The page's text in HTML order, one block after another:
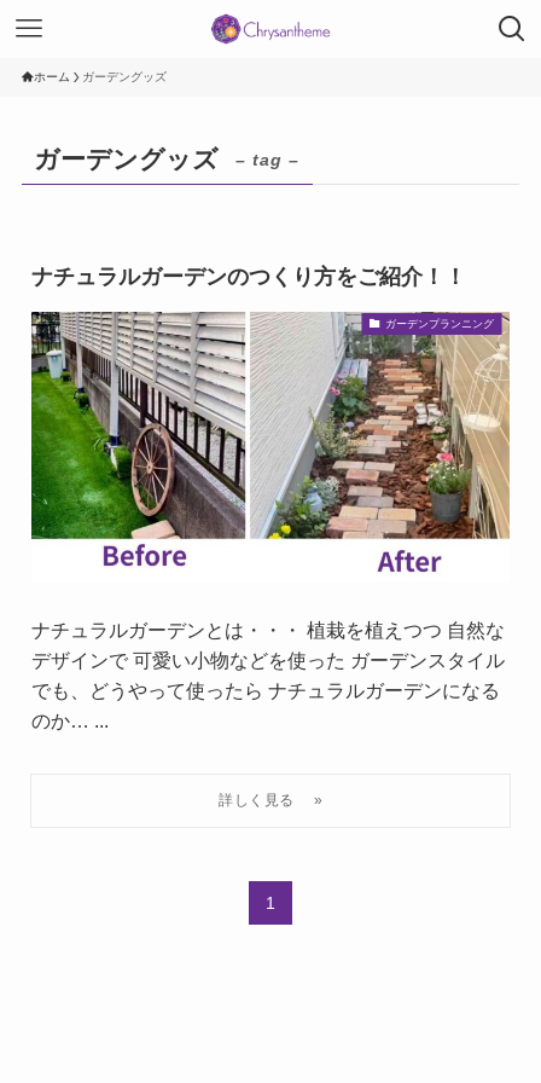
ホーム ガーデングッズ
ガーデングッズ – tag –
ナチュラルガーデンのつくり方をご紹介！！
ガーデンプランニング
ナチュラルガーデンとは・・・ 植栽を植えつつ 自然な
デザインで 可愛い小物などを使った ガーデンスタイル
でも、どうやって使ったら ナチュラルガーデンになる
のか… ...
1